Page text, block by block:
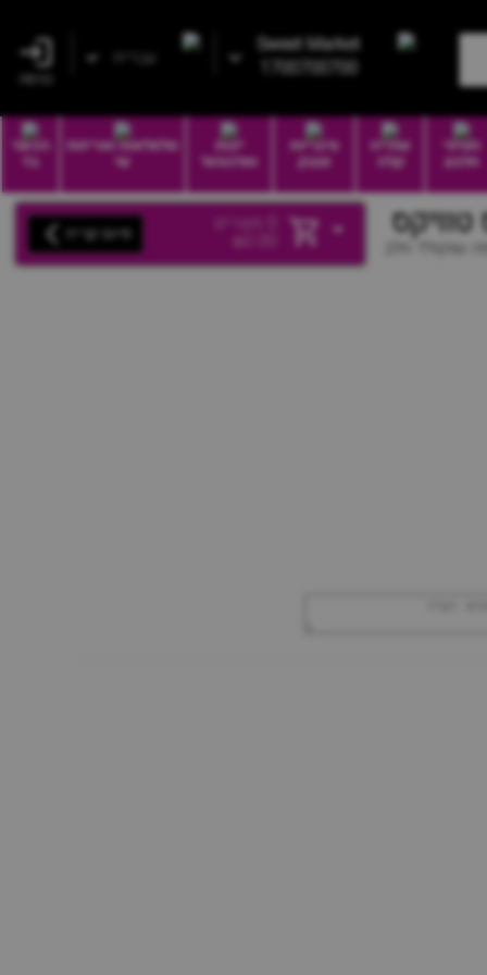
עברית
Sweet Market
1700700700
חטיפי
חלבון
שתייה
קלה
סיגריות
וטבק
יינות
ואלכוהול
סלסלאות ואריזות
שי
הכשר
בד
שוקולד חלב
מוצרים
₪ סיום קנייה